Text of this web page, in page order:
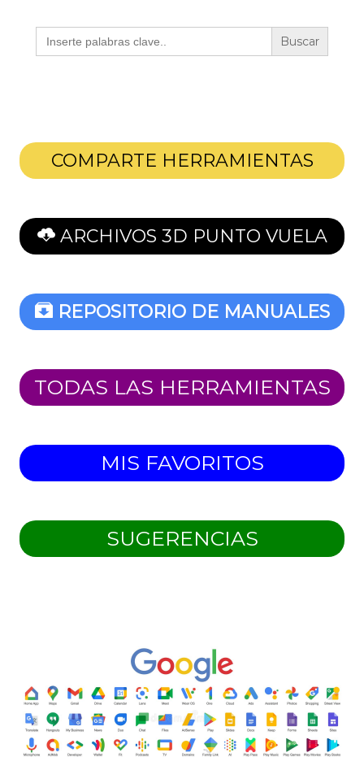
Buscar:
COMPARTE HERRAMIENTAS
ARCHIVOS 3D PUNTO VUELA
REPOSITORIO DE MANUALES
TODAS LAS HERRAMIENTAS
MIS FAVORITOS
SUGERENCIAS